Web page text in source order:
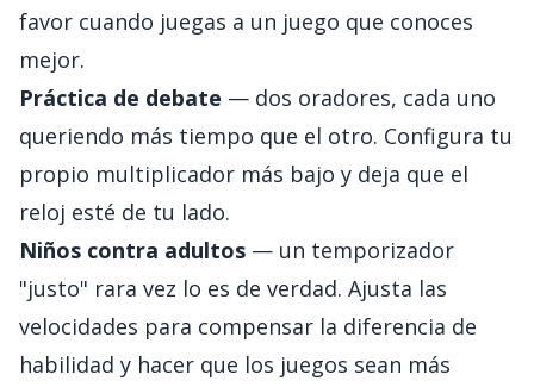
favor cuando juegas a un juego que conoces
mejor.
Práctica de debate — dos oradores, cada uno
queriendo más tiempo que el otro. Configura tu
propio multiplicador más bajo y deja que el
reloj esté de tu lado.
Niños contra adultos — un temporizador
"justo" rara vez lo es de verdad. Ajusta las
velocidades para compensar la diferencia de
habilidad y hacer que los juegos sean más